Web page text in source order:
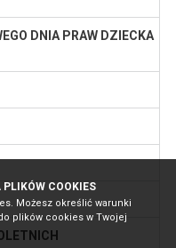
COOKIES
Możesz określić warunki
plików cookies w Twojej
DNIA PRAW DZIECKA